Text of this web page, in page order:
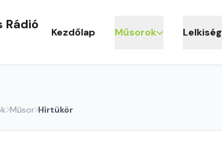
Rádió
Kezdőlap Műsorok Lelkiség
Műsor Hírtükör